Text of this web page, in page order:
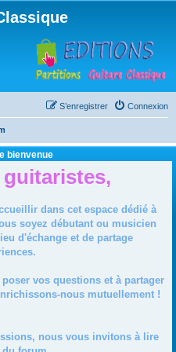
Connexion
S’enregistrer
bienvenue
dans cet espace dédié à
soyez débutant ou musicien
d'échange et de partage
vos questions et à partager
nous mutuellement !
nous vous invitons à lire